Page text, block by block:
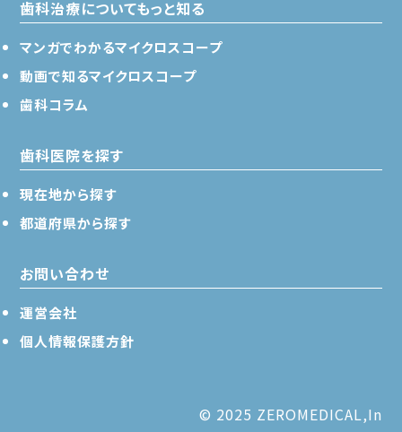
歯科治療についてもっと知る
マンガでわかるマイクロスコープ
動画で知るマイクロスコープ
歯科コラム
歯科医院を探す
現在地から探す
都道府県から探す
お問い合わせ
運営会社
個人情報保護方針
© 2025 ZEROMEDICAL,In